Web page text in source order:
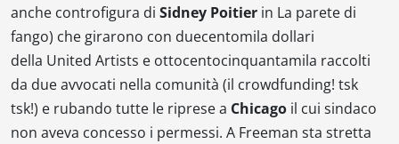
anche controfigura di Sidney Poitier in La parete di
fango) che girarono con duecentomila dollari
della United Artists e ottocentocinquantamila raccolti
da due avvocati nella comunità (il crowdfunding! tsk
tsk!) e rubando tutte le riprese a Chicago il cui sindaco
non aveva concesso i permessi. A Freeman sta stretta